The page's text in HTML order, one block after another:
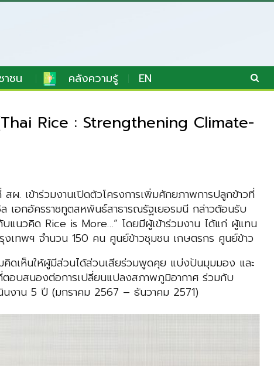
าชน คลังความรู้ EN
Rice : Strengthening Climate-
สผ. เข้าร่วมงานเปิดตัวโครงการเพิ่มศักยภาพการปลูกข้าวที่
เอกอัครราชทูตสหพันธ์สาธารณรัฐเยอรมนี กล่าวต้อนรับ
บแนวคิด Rice is More…” โดยมีผู้เข้าร่วมงาน ได้แก่ ผู้แทน
เทพฯ จำนวน 150 คน ศูนย์ข้าวชุมชน เกษตรกร ศูนย์ข้าว
คิดเห็นให้ผู้มีส่วนได้ส่วนเสียร่วมพูดคุย แบ่งปันมุมมอง และ
ตอบสนองต่อการเปลี่ยนแปลงสภาพภูมิอากาศ ร่วมกับ
นินงาน 5 ปี (มกราคม 2567 – ธันวาคม 2571)